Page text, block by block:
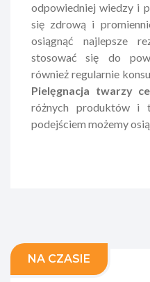
odpowiedniej wiedzy i
się zdrową i
osiągnąć najlepsze
stosować się do
również regularnie
Pielęgnacja twarzy
różnych produktów i
podejściem możemy
NA CZASIE